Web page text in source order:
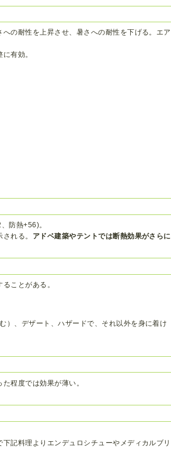
の耐性を上昇させ、暑さへの耐性を下げる。エア
有効。
防熱+56)。
れる。 アドベ建築やテントでは断熱効果がさらに
ことがある。
）、デザート、ハザードで、それ以外を身に着け
程度では効果が薄い。
記料理よりエンデュロシチューやメディカルブリ